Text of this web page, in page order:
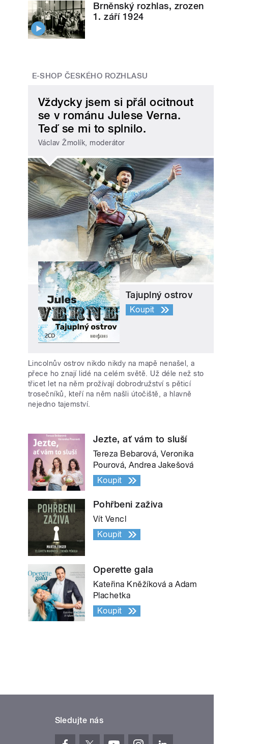
Brněnský rozhlas, zrozen
1. září 1924
E-SHOP ČESKÉHO ROZHLASU
Vždycky jsem si přál ocitnout
se v románu Julese Verna.
Teď se mi to splnilo.
Václav Žmolík, moderátor
Tajuplný ostrov
Koupit
Lincolnův ostrov nikdo nikdy na mapě nenašel, a
přece ho znají lidé na celém světě. Už déle než sto
třicet let na něm prožívají dobrodružství s pěticí
trosečníků, kteří na něm našli útočiště, a hlavně
nejedno tajemství.
Jezte, ať vám to sluší
Tereza Bebarová, Veronika
Pourová, Andrea Jakešová
Koupit
Pohřbeni zaživa
Vít Vencl
Koupit
Operette gala
Kateřina Kněžíková a Adam
Plachetka
Koupit
Sledujte nás